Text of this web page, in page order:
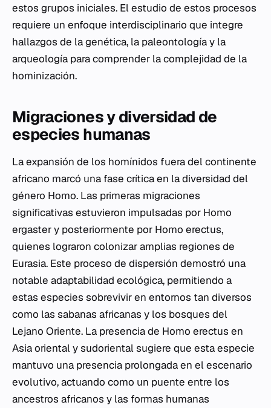
estos grupos iniciales. El estudio de estos procesos
requiere un enfoque interdisciplinario que integre
hallazgos de la genética, la paleontología y la
arqueología para comprender la complejidad de la
hominización.
Migraciones y diversidad de
especies humanas
La expansión de los homínidos fuera del continente
africano marcó una fase crítica en la diversidad del
género Homo. Las primeras migraciones
significativas estuvieron impulsadas por Homo
ergastery posteriormente por Homo erectus,
quienes lograron colonizar amplias regiones de
Eurasia. Este proceso de dispersión demostró una
notable adaptabilidad ecológica, permitiendo a
estas especies sobrevivir en entornos tan diversos
como las sabanas africanas y los bosques del
Lejano Oriente. La presencia de Homo erectus en
Asia oriental y sudoriental sugiere que esta especie
mantuvo una presencia prolongada en el escenario
evolutivo, actuando como un puente entre los
ancestros africanos y las formas humanas